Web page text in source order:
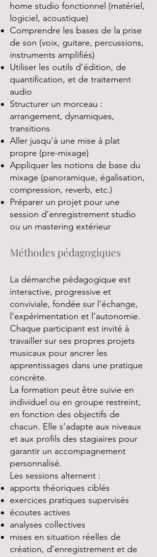
home studio fonctionnel (matériel,
logiciel, acoustique)
Comprendre les bases de la prise
de son (voix, guitare, percussions,
instruments amplifiés)
Utiliser les outils d’édition, de
quantification, et de traitement
audio
Structurer un morceau :
arrangement, dynamiques,
transitions
Aller jusqu’à une mise à plat
propre (pre-mixage)
Appliquer les notions de base du
mixage (panoramique, égalisation,
compression, reverb, etc.)
Préparer un projet pour une
session d’enregistrement studio
ou un mastering extérieur
Méthodes pédagogiques
La démarche pédagogique est
interactive, progressive et
conviviale, fondée sur l’échange,
l’expérimentation et l’autonomie.
Chaque participant est invité à
travailler sur ses propres projets
musicaux pour ancrer les
apprentissages dans une pratique
concrète.
La formation peut être suivie en
individuel ou en groupe restreint,
en fonction des objectifs de
chacun. Elle s’adapte aux niveaux
et aux profils des stagiaires pour
garantir un accompagnement
personnalisé.
Les sessions alternent :
apports théoriques ciblés
exercices pratiques supervisés
écoutes actives
analyses collectives
mises en situation réelles de
création, d’enregistrement et de